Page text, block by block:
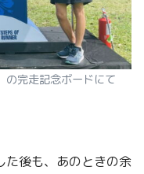
完走記念ボードにて
た後も、あのときの余